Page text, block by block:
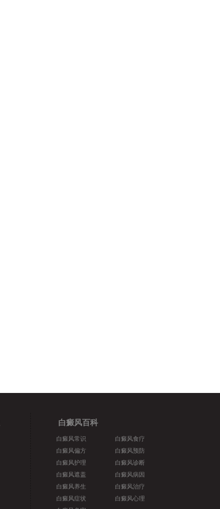
白癜风百科
白癜风常识
白癜风偏方
白癜风护理
白癜风遮盖
白癜风养生
白癜风症状
白癜风食疗
白癜风预防
白癜风诊断
白癜风病因
白癜风治疗
白癜风心理